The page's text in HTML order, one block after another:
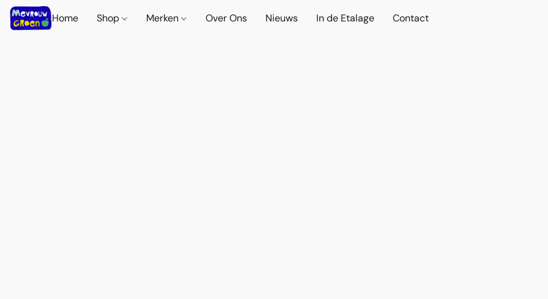
Home Shop Merken Over Ons Nieuws In de Etalage Contact